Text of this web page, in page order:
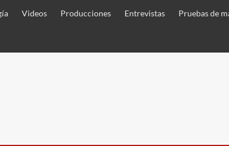
Videos Producciones Entrevistas Pruebas de